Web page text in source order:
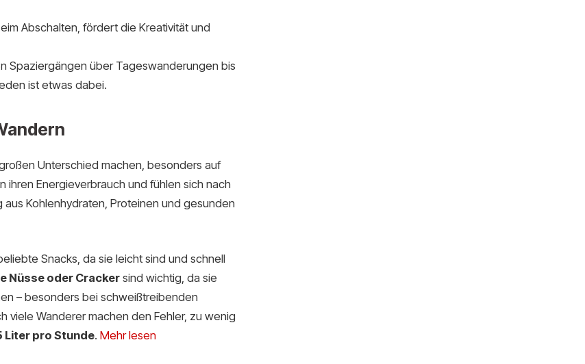
Abschalten, fördert die Kreativität und
Spaziergängen über Tageswanderungen bis
ist etwas dabei.
Unterschied machen, besonders auf
Energieverbrauch und fühlen sich nach
Kohlenhydraten, Proteinen und gesunden
Snacks, da sie leicht sind und schnell
Nüsse oder Crackersind wichtig, da sie
– besonders bei schweißtreibenden
viele Wanderer machen den Fehler, zu wenig
Liter pro Stunde. Mehr lesen